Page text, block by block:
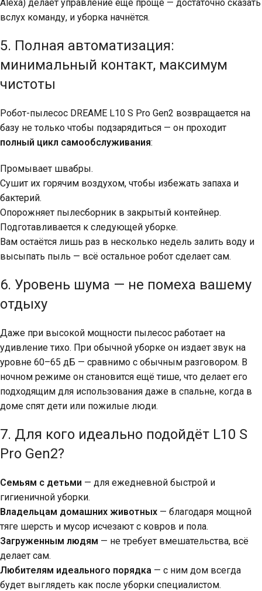
Alexa) делает управление ещё проще — достаточно сказать
вслух команду, и уборка начнётся.
5. Полная автоматизация:
минимальный контакт, максимум
чистоты
Робот-пылесос DREAME L10 S Pro Gen2 возвращается на
базу не только чтобы подзарядиться — он проходит
полный цикл самообслуживания:
Промывает швабры.
Сушит их горячим воздухом, чтобы избежать запаха и
бактерий.
Опорожняет пылесборник в закрытый контейнер.
Подготавливается к следующей уборке.
Вам остаётся лишь раз в несколько недель залить воду и
высыпать пыль — всё остальное робот сделает сам.
6. Уровень шума — не помеха вашему
отдыху
Даже при высокой мощности пылесос работает на
удивление тихо. При обычной уборке он издает звук на
уровне 60–65 дБ — сравнимо с обычным разговором. В
ночном режиме он становится ещё тише, что делает его
подходящим для использования даже в спальне, когда в
доме спят дети или пожилые люди.
7. Для кого идеально подойдёт L10 S
Pro Gen2?
Семьям с детьми — для ежедневной быстрой и
гигиеничной уборки.
Владельцам домашних животных — благодаря мощной
тяге шерсть и мусор исчезают с ковров и пола.
Загруженным людям — не требует вмешательства, всё
делает сам.
Любителям идеального порядка — с ним дом всегда
будет выглядеть как после уборки специалистом.